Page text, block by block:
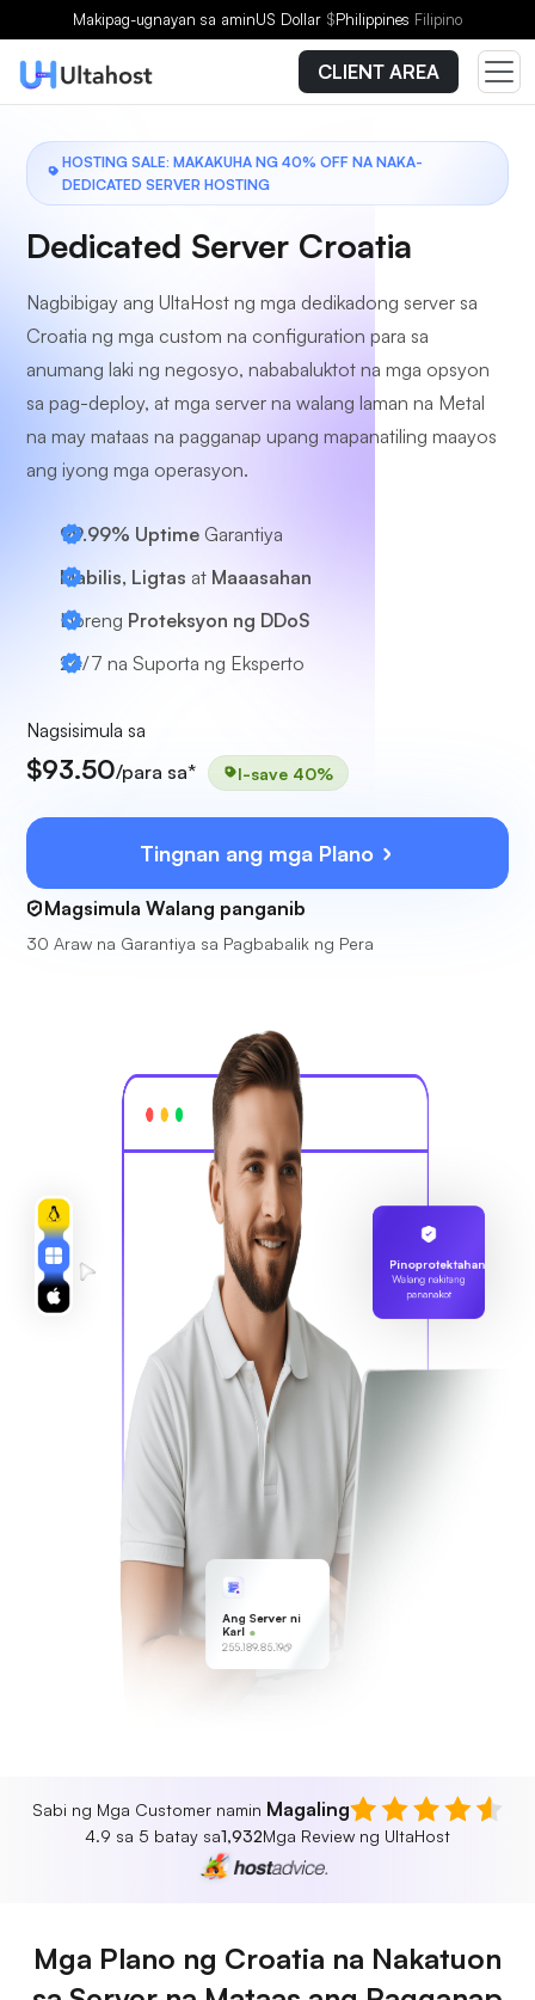
Makipag-ugnayan sa aminUS Dollar $Philippines Filipino
CLIENT AREA
HOSTING SALE: MAKAKUHA NG 40% OFF NA NAKA-
DEDICATED SERVER HOSTING
Dedicated Server Croatia
Nagbibigay ang UltaHost ng mga dedikadong server sa
Croatia ng mga custom na configuration para sa
anumang laki ng negosyo, nababaluktot na mga opsyon
sa pag-deploy, at mga server na walang laman na Metal
na may mataas na pagganap upang mapanatiling maayos
ang iyong mga operasyon.
99.99% Uptime Garantiya
Mabilis, Ligtas at Maaasahan
Libreng Proteksyon ng DDoS
24/7 na Suporta ng Eksperto
Nagsisimula sa
$93.50/para sa* I-save 40%
Tingnan ang mga Plano
Magsimula Walang panganib
30 Araw na Garantiya sa Pagbabalik ng Pera
Pinoprotektahan
Walang nakitang
pananakot
Ang Server ni
Karl
255.189.85.19
Sabi ng Mga Customer namin Magaling
4.9 sa 5 batay sa1,932Mga Review ng UltaHost
Mga Plano ng Croatia na Nakatuon